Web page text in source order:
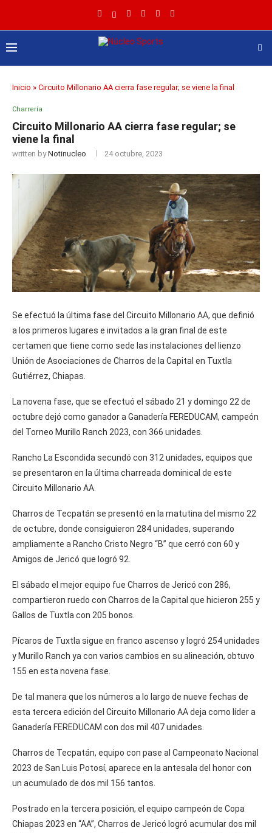
Inicio » Circuito Millonario AA cierra fase regular; se viene la final
Charrería
Circuito Millonario AA cierra fase regular; se
viene la final
written byNotinucleo 24 octubre, 2023
Se efectuó la última fase del Circuito Millonario AA, que definió
a los primeros lugares e invitados a la gran final de este
certamen que tiene como sede las instalaciones del lienzo
Unión de Asociaciones de Charros de la Capital en Tuxtla
Gutiérrez, Chiapas.
La novena fase, que se efectuó el sábado 21 y domingo 22 de
octubre dejó como ganador a Ganadería FEREDUCAM, campeón
del Torneo Murillo Ranch 2023, con 366 unidades.
Rancho La Escondida secundó con 312 unidades, equipos que
se presentaron en la última charreada dominical de este
Circuito Millonario AA.
Charros de Tecpatán se presentó en la matutina del mismo 22
de octubre, donde consiguieron 284 unidades, superando
ampliamente a Rancho Cristo Negro “B” que cerró con 60 y
Amigos de Jericó que logró 92.
El sábado el mejor equipo fue Charros de Jericó con 286,
compartieron ruedo con Charros de la Capital que hicieron 255 y
Gallos de Tuxtla con 205 bonos.
Pícaros de Tuxtla sigue en franco ascenso y logró 254 unidades
y Murillo Ranch ya con varios cambios en su alineación, obtuvo
155 en esta novena fase.
De tal manera que los números a lo largo de nueve fechas de
esta tercera edición del Circuito Millonario AA deja como líder a
Ganadería FEREDUCAM con dos mil 407 unidades.
Charros de Tecpatán, equipo con pase al Campeonato Nacional
2023 de San Luis Potosí, aparece en la antesala del honor con
un acumulado de dos mil 156 tantos.
Postrado en la tercera posición, el equipo campeón de Copa
Chiapas 2023 en “AA”, Charros de Jericó logró acumular dos mil